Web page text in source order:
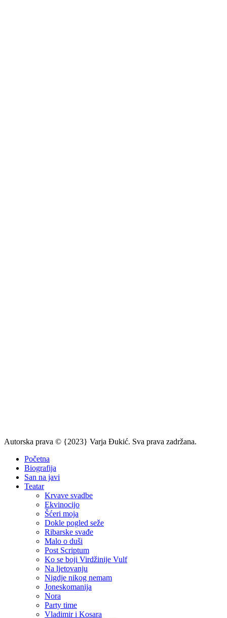
Autorska prava © {2023} Varja Đukić. Sva prava zadržana.
Početna
Biografija
San na javi
Teatar
Krvave svadbe
Ekvinocijo
Šćeri moja
Dokle pogled seže
Ribarske svađe
Malo o duši
Post Scriptum
Ko se boji Virdžinije Vulf
Na ljetovanju
Nigdje nikog nemam
Joneskomanija
Nora
Party time
Vladimir i Kosara